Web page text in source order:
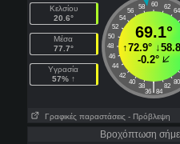
Κελσίου
20.6°
Μέσα
77.7°
Υγρασία
57% ↑
60
58 62
56
64
54
52
50
48
46
44
42
40
80
38 82
|
36 84
69.1°
↑72.9° ↓
-0.2°
Γραφικές παραστάσεις - Πρόβλεψη
Βροχόπτωση